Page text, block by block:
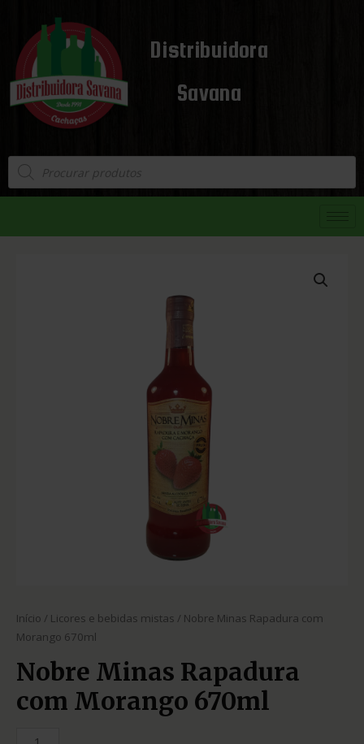
Distribuidora
Savana
Início / Licores e bebidas mistas / Nobre Minas Rapadura com
Morango 670ml
Nobre Minas Rapadura
com Morango 670ml